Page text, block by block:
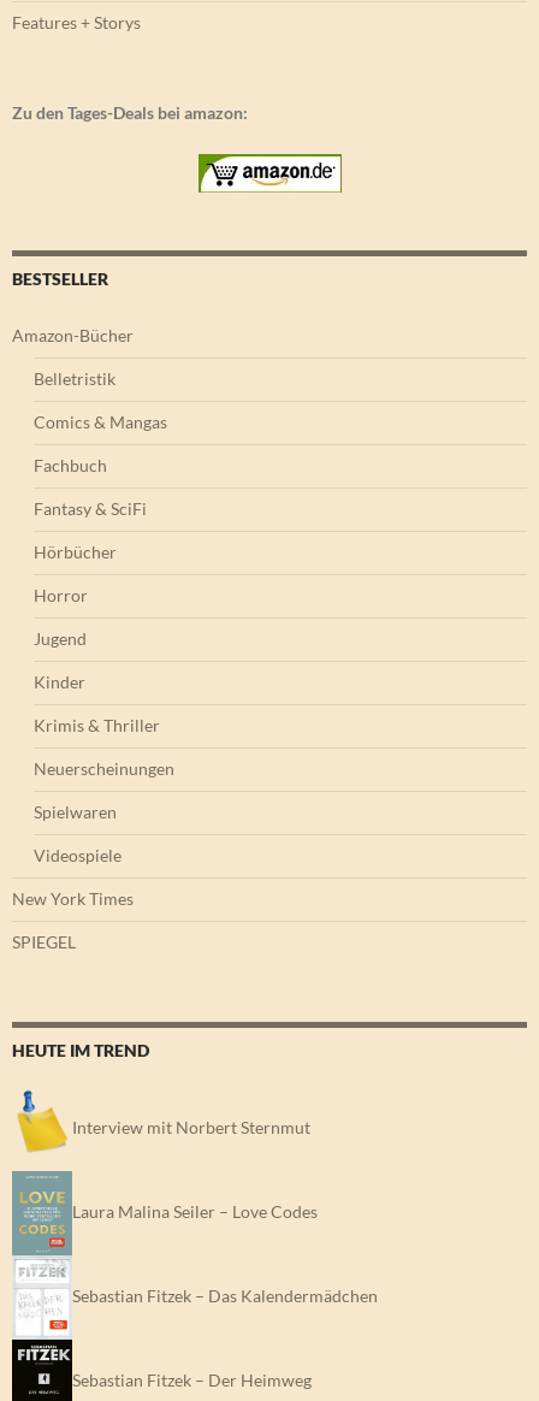
Features + Storys
Zu den Tages-Deals bei amazon:
BESTSELLER
Amazon-Bücher
Belletristik
Comics & Mangas
Fachbuch
Fantasy & SciFi
Hörbücher
Horror
Jugend
Kinder
Krimis & Thriller
Neuerscheinungen
Spielwaren
Videospiele
New York Times
SPIEGEL
HEUTE IM TREND
Interview mit Norbert Sternmut
Laura Malina Seiler – Love Codes
Sebastian Fitzek – Das Kalendermädchen
Sebastian Fitzek – Der Heimweg